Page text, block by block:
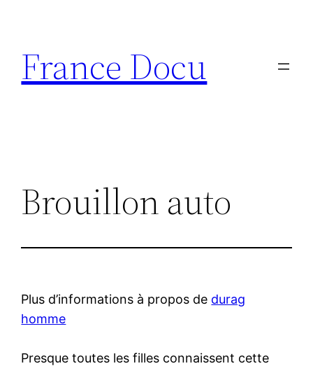
contenu
France Docu
Brouillon auto
Plus d’informations à propos de durag
homme
Presque toutes les filles connaissent cette